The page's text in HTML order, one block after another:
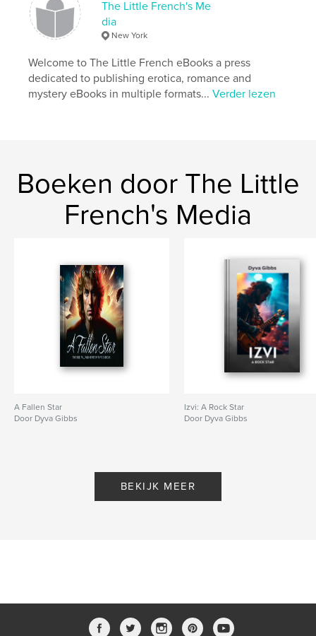
Hoofdcategorie:
Aanvullende categorieën
Projectoptie:13×20 cm
Aantal pagina's:218
ISBN
Trefwoorden
romance , drama , Clean and Wholesome
The Little French's Me
dia
New York
Welcome to The Little French eBooks a press
dedicated to publishing erotica, romance and
mystery eBooks in multiple formats...Verder lezen
Boeken door The Little
French's Media
A Fallen Star
Door Dyva Gibbs
Izvi: A Rock Star
Door Dyva Gibbs
BEKIJK MEER